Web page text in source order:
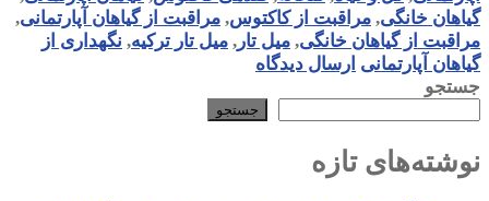
گیاهان خانگی, مراقبت از کاکتوس, مراقبت از گیاهان آپارتمانی,
مراقبت از گیاهان خانگی, میل تار , میل تار ترکیه, نگهداری از
گیاهان آپارتمانی ارسال دیدگاه
جستجو
جستجو
نوشته‌های تازه